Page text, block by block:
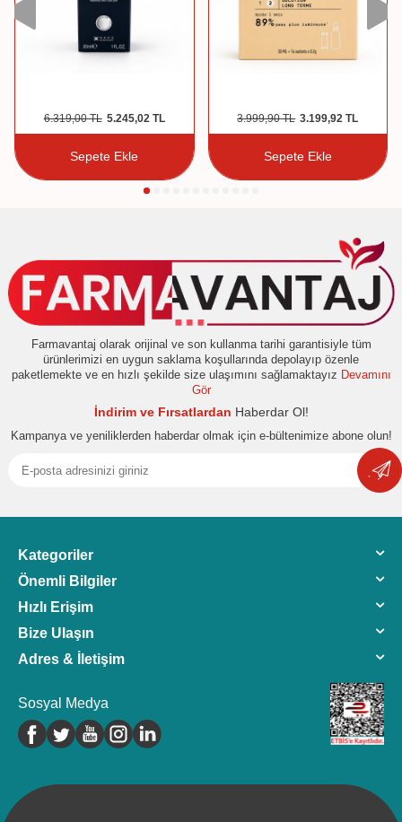
6.319,00TL 5.245,02TL
Sepete Ekle
3.999,90TL 3.199,92 TL
Sepete Ekle
Farmavantaj olarak orijinal ve son kullanma tarihi garantisiyle tüm
ürünlerimizi en uygun saklama koşullarında depolayıp özenle
paketlemekte ve en hızlı şekilde size ulaşımını sağlamaktayız Devamını
Gör
İndirim ve Fırsatlardan Haberdar Ol!
Kampanya ve yeniliklerden haberdar olmak için e-bültenimize abone olun!
Kategoriler
Önemli Bilgiler
Hızlı Erişim
Bize Ulaşın
Adres & İletişim
Sosyal Medya